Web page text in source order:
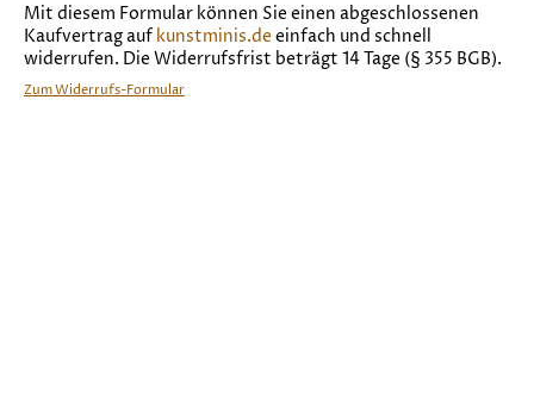
Mit diesem Formular können Sie einen abgeschlossenen
Kaufvertrag auf kunstminis.deeinfach und schnell
widerrufen. Die Widerrufsfrist beträgt 14 Tage (§ 355 BGB).
Zum Widerrufs-Formular